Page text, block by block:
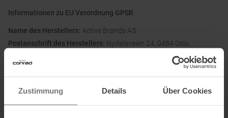
Zustimmung Details Über Cookies
Informationen zu EU Verordnung GPSR
Name des Herstellers: Active Brands AS
Postanschrift des Herstellers: Nydalsveien 24, 0484 Oslo,